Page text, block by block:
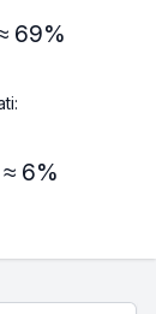
× 100\% ≈
69%
× 100\% ≈
≈ 6%